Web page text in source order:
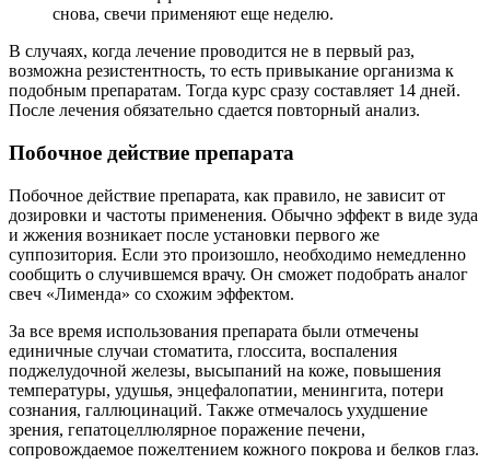
снова, свечи применяют еще неделю.
В случаях, когда лечение проводится не в первый раз,
возможна резистентность, то есть привыкание организма к
подобным препаратам. Тогда курс сразу составляет 14 дней.
После лечения обязательно сдается повторный анализ.
Побочное действие препарата
Побочное действие препарата, как правило, не зависит от
дозировки и частоты применения. Обычно эффект в виде зуда
и жжения возникает после установки первого же
суппозитория. Если это произошло, необходимо немедленно
сообщить о случившемся врачу. Он сможет подобрать аналог
свеч «Лименда» со схожим эффектом.
За все время использования препарата были отмечены
единичные случаи стоматита, глоссита, воспаления
поджелудочной железы, высыпаний на коже, повышения
температуры, удушья, энцефалопатии, менингита, потери
сознания, галлюцинаций. Также отмечалось ухудшение
зрения, гепатоцеллюлярное поражение печени,
сопровождаемое пожелтением кожного покрова и белков глаз.